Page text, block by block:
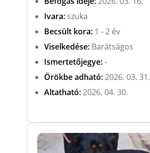
Ivara:szuka
Becsült kora:1 - 2 év
Viselkedése:Barátságos
Ismertetőjegye:-
Örökbe adható:2026. 03. 31.
Altatható:2026. 04. 30.